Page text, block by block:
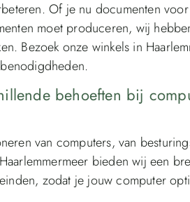
Of je nu documenten
moet produceren, wij
Bezoek onze winkels in
behoeften bij
van computers, van
bieden wij een
zodat je jouw computer